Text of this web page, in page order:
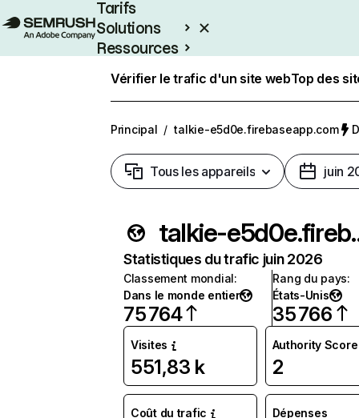
Tarifs
Solutions
Ressources
Vérifier le trafic d'un site webTop des
Principal / talkie-e5d0e.firebaseapp.com
Tous les appareils juin
talkie-
Statistiques du trafic juin 2026
Classement mondial:
Dans le monde entier
75 764
Rang du pays:
États-Unis
35 766
Visites
551,83 k
Authority Score
2
Coût du trafic
Dépenses